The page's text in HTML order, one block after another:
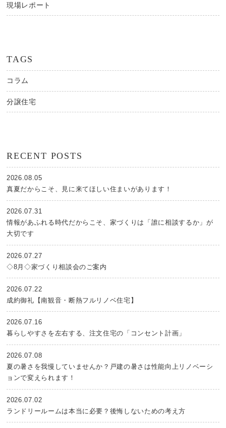
現場レポート
TAGS
コラム
分譲住宅
RECENT POSTS
2026.08.05
真夏だからこそ、見に来てほしい住まいがあります！
2026.07.31
情報があふれる時代だからこそ、家づくりは「誰に相談するか」が
大切です
2026.07.27
◇8月◇家づくり相談会のご案内
2026.07.22
成約御礼【南観音・断熱フルリノベ住宅】
2026.07.16
暮らしやすさを左右する、注文住宅の「コンセント計画」
2026.07.08
夏の暑さを我慢していませんか？戸建の暑さは性能向上リノベーシ
ョンで変えられます！
2026.07.02
ランドリールームは本当に必要？後悔しないための考え方